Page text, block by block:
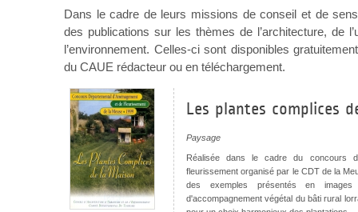
Dans le cadre de leurs missions de conseil et de
des publications sur les thèmes de l’architecture, de
l’environnement. Celles-ci sont disponibles
du CAUE rédacteur ou en téléchargement.
Les plantes complices
Paysage
Réalisée dans le cadre du concours
fleurissement organisé par le CDT de la
des exemples présentés en
d'accompagnement végétal du bâti rural